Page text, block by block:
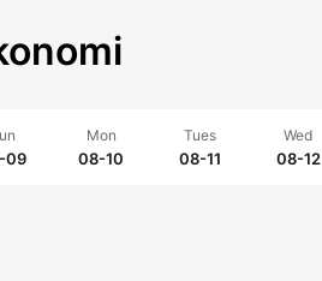
09
Mon
08-10
Tues
08-11
Wed
08-12